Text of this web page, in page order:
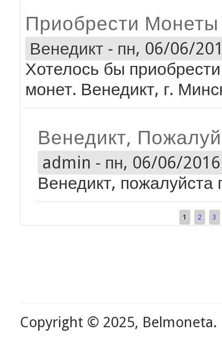
Приобрести Монеты
Венедикт - пн, 06/06/
Хотелось бы
монет. Венедикт, г.
Венедикт,
admin - пн, 06/06/
Венедикт, пожалуйста
Страницы
1 2 3
Copyright © 2025, Belmoneta.